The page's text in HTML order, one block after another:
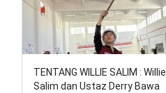
TENTANG WILLIE SALIM : Willie
Salim dan Ustaz Derry Bawa